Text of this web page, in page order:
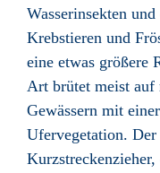
Wasserinsekten
Krebstieren und
eine etwas größere
Art brütet meist auf
Gewässern mit
Ufervegetation.